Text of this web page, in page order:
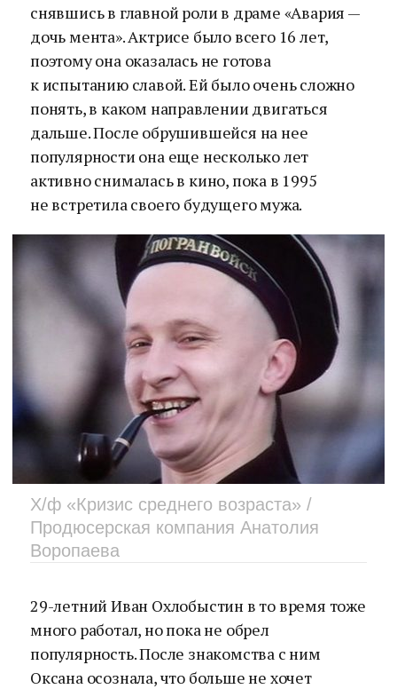
снявшись в главной роли в драме «Авария —
дочь мента». Актрисе было всего 16 лет,
поэтому она оказалась не готова
к испытанию славой. Ей было очень сложно
понять, в каком направлении двигаться
дальше. После обрушившейся на нее
популярности она еще несколько лет
активно снималась в кино, пока в 1995
не встретила своего будущего мужа.
Х/ф «Кризис среднего возраста» /
Продюсерская компания Анатолия
Воропаева
29-летний Иван Охлобыстин в то время тоже
много работал, но пока не обрел
популярность. После знакомства с ним
Оксана осознала, что больше не хочет